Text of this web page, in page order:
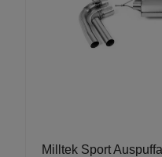
Milltek Sport